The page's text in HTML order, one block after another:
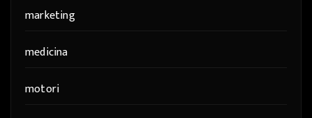
marketing
medicina
motori